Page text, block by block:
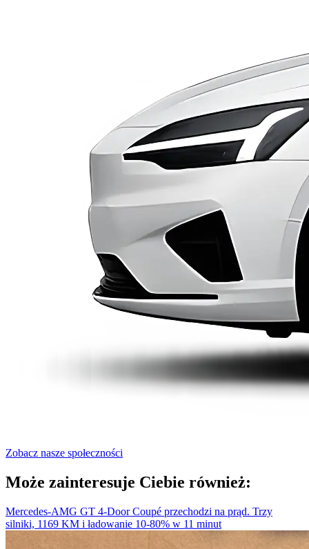
Zobacz nasze społeczności
Może zainteresuje Ciebie również:
Mercedes-AMG GT 4-Door Coupé przechodzi na prąd. Trzy
silniki, 1169 KM i ładowanie 10-80% w 11 minut